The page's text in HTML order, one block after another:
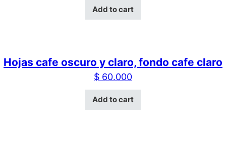
Add to cart
Hojas cafe oscuro y claro, fondo cafe claro
$ 60.000
Add to cart